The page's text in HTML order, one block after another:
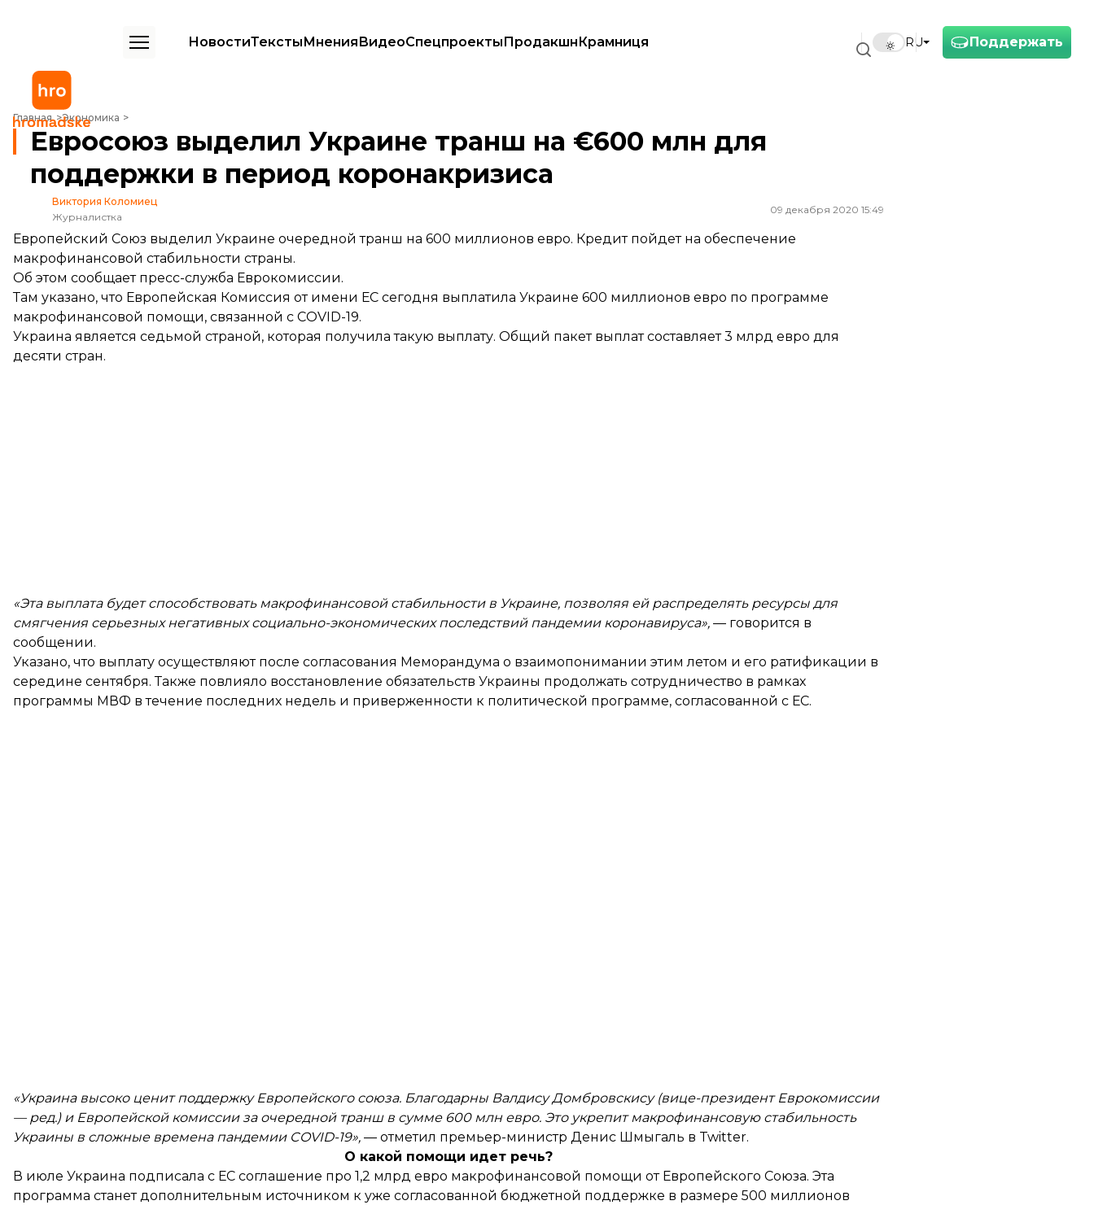
Поддержать
RU
НовостиТекстыМненияВидеоСпецпроектыПродакшнКрамниця
Главная Экономика
Евросоюз выделил Украине транш на €600 млн для поддержки в период коронакризиса
Евросоюз выделил Украине транш на €600 млн для
поддержки в период коронакризиса
Виктория Коломиец
Журналистка
09 декабря 2020 15:49
Европейский Союз выделил Украине очередной транш на 600 миллионов евро. Кредит пойдет на обеспечение
макрофинансовой стабильности страны.
Об этом сообщаетпресс-служба Еврокомиссии.
Там указано, что Европейская Комиссия от имени ЕС сегодня выплатила Украине 600 миллионов евро по программе
макрофинансовой помощи, связанной с COVID-19.
Украина является седьмой страной, которая получила такую выплату. Общий пакет выплат составляет 3 млрд евро для
десяти стран.
«Эта выплата будет способствовать макрофинансовой стабильности в Украине, позволяя ей распределять ресурсы для
смягчения серьезных негативных социально-экономических последствий пандемии коронавируса», — говорится в
сообщении.
Указано, что выплату осуществляют после согласования Меморандума о взаимопонимании этим летом и его ратификации в
середине сентября. Также повлияло восстановление обязательств Украины продолжать сотрудничество в рамках
программы МВФ в течение последних недель и приверженности к политической программе, согласованной с ЕС.
«Украина высоко ценит поддержку Европейского союза. Благодарны Валдису Домбровскису (вице-президент Еврокомиссии
— ред.) и Европейской комиссии за очередной транш в сумме 600 млн евро. Это укрепит макрофинансовую стабильность
Украины в сложные времена пандемии COVID-19», — отметил премьер-министр Денис Шмыгаль в Twitter.
О какой помощи идет речь?
В июле Украина подписала с ЕС соглашение про 1,2 млрд евро макрофинансовой помощи от Европейского Союза. Эта
программа станет дополнительным источником к уже согласованной бюджетной поддержке в размере 500 миллионов